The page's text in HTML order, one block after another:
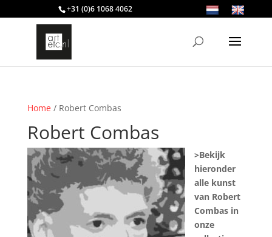
+31 (0)6 1068 4062
Home/ Robert Combas
Robert Combas
>Bekijk
hieronder
alle kunst
van Robert
Combas in
onze